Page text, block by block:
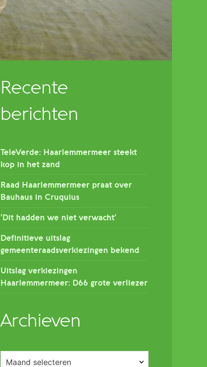
Recente
berichten
TeleVerde: Haarlemmermeer steekt
kop in het zand
Raad Haarlemmermeer praat over
Bauhaus in Cruquius
’Dit hadden we niet verwacht’
Definitieve uitslag
gemeenteraadsverkiezingen bekend
Uitslag verkiezingen
Haarlemmermeer: D66 grote verliezer
Archieven
Archieven